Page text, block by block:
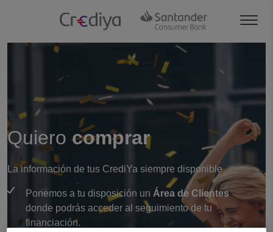
Quierocomprar
La información de tus CrediYa siempre disponible
Ponemos a tu disposición un Área de Clientes
donde podrás acceder al seguimiento de tu
financiación.